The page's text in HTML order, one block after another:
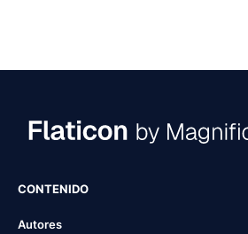
CONTENIDO
Autores